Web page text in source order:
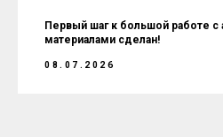
Первый шаг к большой работе с
материалами сделан!
08.07.2026